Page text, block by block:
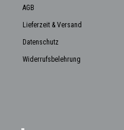
AGB
Lieferzeit & Versand
Datenschutz
Widerrufsbelehrung